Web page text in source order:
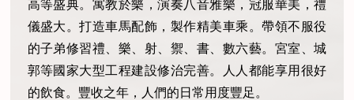
高等盛典。寓教於樂，演奏八音雅樂，冠服華美，禮
儀盛大。打造車馬配飾，製作精美車乘。帶領不服役
的子弟修習禮、樂、射、禦、書、數六藝。宮室、城
郭等國家大型工程建設修治完善。人人都能享用很好
的飲食。豐收之年，人們的日常用度豐足。